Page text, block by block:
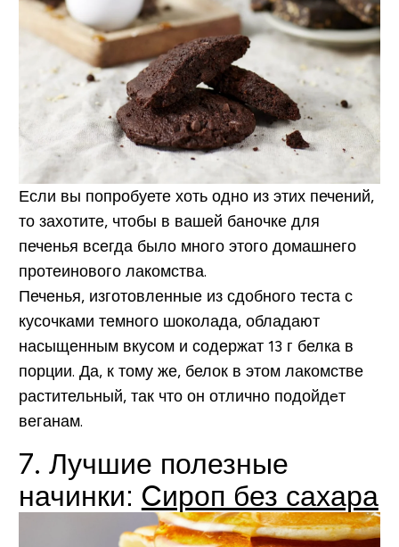
Если вы попробуете хоть одно из этих печений,
то захотите, чтобы в вашей баночке для
печенья всегда было много этого домашнего
протеинового лакомства.
Печенья, изготовленные из сдобного теста с
кусочками темного шоколада, обладают
насыщенным вкусом и содержат 13 г белка в
порции. Да, к тому же, белок в этом лакомстве
растительный, так что он отлично подойдeт
веганам.
7. Лучшие полезные
начинки: Cироп без сахара